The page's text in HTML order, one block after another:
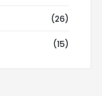
(26)
(15)